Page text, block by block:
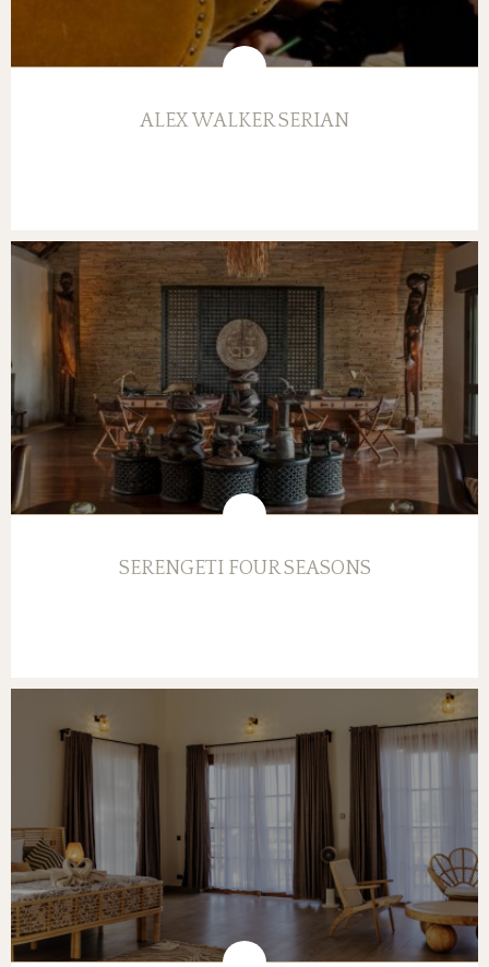
ALEX WALKER SERIAN
SERENGETI FOUR SEASONS